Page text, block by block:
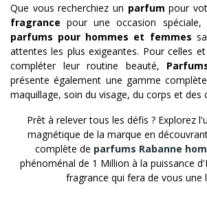
Que vous recherchiez un parfum pour
fragrance pour une occasion
parfums pour hommes et femmes
attentes les plus exigeantes. Pour celles
compléter leur routine beauté,
présente également une gamme
maquillage, soin du visage, du corps et des
Prêt à relever tous les défis ? Explorez
magnétique de la marque en
complète de parfums Rabanne
phénoménal de 1 Million à la puissance
fragrance qui fera de vous une